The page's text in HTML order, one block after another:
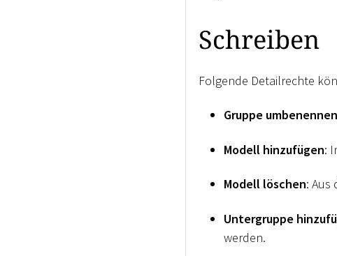
Schreiben
Folgende Detailrechte
Gruppe umbenennen
Modell hinzufügen:
Modell löschen:
Untergruppe
werden.